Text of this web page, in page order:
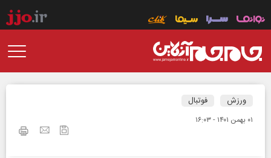
ورزش فوتبال
۰۱ بهمن ۱۴۰۱ - ۱۶:۰۳